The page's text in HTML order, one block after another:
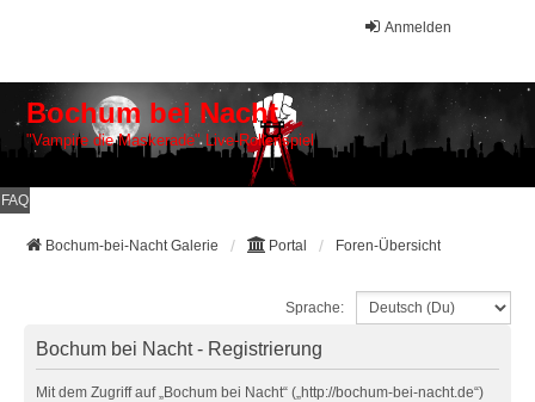
Anmelden
Bochum bei Nacht
"Vampire die Maskerade" Live-Rollenspiel
FAQ
Bochum-bei-Nacht Galerie Portal Foren-Übersicht
Sprache:
Bochum bei Nacht - Registrierung
Mit dem Zugriff auf „Bochum bei Nacht“ („http://bochum-bei-nacht.de“)